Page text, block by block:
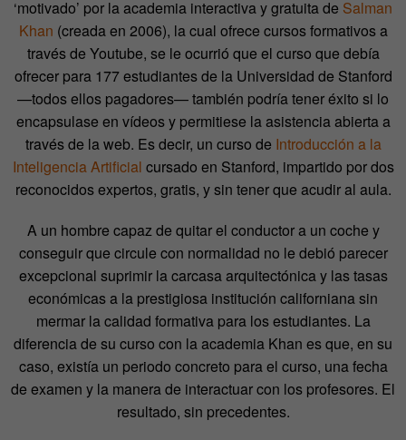
‘motivado’ por la academia interactiva y gratuita de Salman
Khan (creada en 2006), la cual ofrece cursos formativos a
través de Youtube, se le ocurrió que el curso que debía
ofrecer para 177 estudiantes de la Universidad de Stanford
—todos ellos pagadores— también podría tener éxito si lo
encapsulase en vídeos y permitiese la asistencia abierta a
través de la web. Es decir, un curso de Introducción a la
Inteligencia Artificial cursado en Stanford, impartido por dos
reconocidos expertos, gratis, y sin tener que acudir al aula.
A un hombre capaz de quitar el conductor a un coche y
conseguir que circule con normalidad no le debió parecer
excepcional suprimir la carcasa arquitectónica y las tasas
económicas a la prestigiosa institución californiana sin
mermar la calidad formativa para los estudiantes. La
diferencia de su curso con la academia Khan es que, en su
caso, existía un periodo concreto para el curso, una fecha
de examen y la manera de interactuar con los profesores. El
resultado, sin precedentes.